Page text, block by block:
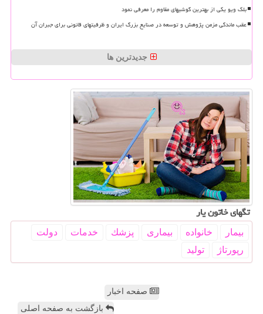
بلک ویو یکی از بهترین گوشیهای مقاوم را معرفی نمود
عقب ماندگی مزمن پژوهش و توسعه در صنایع بزرگ ایران و ظرفیتهای قانونی برای جبران آن
جدیدترین ها
تگهای خاتون یار
بیمار خانواده بیماری پزشك خدمات
دولت
رپورتاژ
تولید
صفحه اخبار
بازگشت به صفحه اصلی